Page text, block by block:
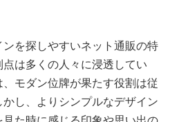
を探しやすいネット通販の特
は多くの人々に浸透してい
モダン位牌が果たす役割は従
し、よりシンプルなデザイン